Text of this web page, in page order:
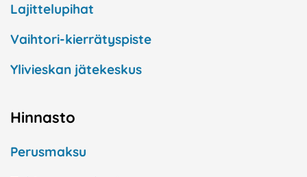
Lajittelupihat
Vaihtori-kierrätyspiste
Ylivieskan jätekeskus
Hinnasto
Perusmaksu